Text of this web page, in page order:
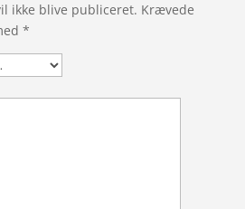
ikke blive publiceret. Krævede
*